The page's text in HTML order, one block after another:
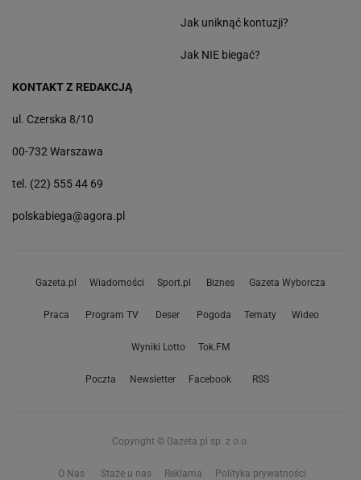
Jak uniknąć kontuzji?
Jak NIE biegać?
KONTAKT Z REDAKCJĄ
ul. Czerska 8/10
00-732 Warszawa
tel. (22) 555 44 69
polskabiega@agora.pl
Gazeta.pl Wiadomości Sport.pl Biznes Gazeta Wyborcza
Praca Program TV Deser Pogoda Tematy Wideo
Wyniki Lotto Tok.FM
Poczta Newsletter Facebook RSS
Copyright © Gazeta.pl sp. z o.o.
O Nas Staże u nas Reklama Polityka prywatności